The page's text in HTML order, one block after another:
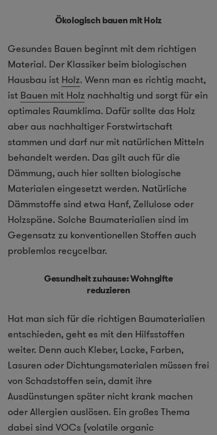
Ökologisch bauen mit Holz
Gesundes Bauen beginnt mit dem richtigen
Material. Der Klassiker beim biologischen
Hausbau ist Holz. Wenn man es richtig macht,
ist Bauen mit Holz nachhaltig und sorgt für ein
optimales Raumklima. Dafür sollte das Holz
aber aus nachhaltiger Forstwirtschaft
stammen und darf nur mit natürlichen Mitteln
behandelt werden. Das gilt auch für die
Dämmung, auch hier sollten biologische
Materialen eingesetzt werden. Natürliche
Dämmstoffe sind etwa Hanf, Zellulose oder
Holzspäne. Solche Baumaterialien sind im
Gegensatz zu konventionellen Stoffen auch
problemlos recycelbar.
Gesundheit zuhause: Wohngifte
reduzieren
Hat man sich für die richtigen Baumaterialien
entschieden, geht es mit den Hilfsstoffen
weiter. Denn auch Kleber, Lacke, Farben,
Lasuren oder Dichtungsmaterialen müssen frei
von Schadstoffen sein, damit ihre
Ausdünstungen später nicht krank machen
oder Allergien auslösen. Ein großes Thema
dabei sind VOCs (volatile organic